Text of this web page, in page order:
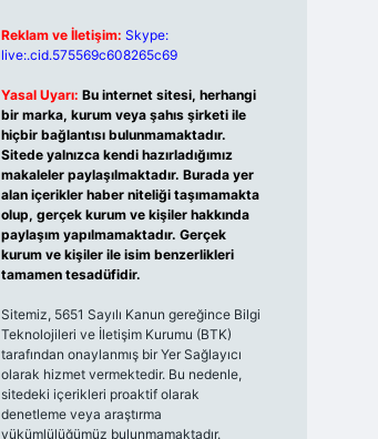
Reklam ve İletişim: Skype:
live:.cid.575569c608265c69
Yasal Uyarı: Bu internet sitesi, herhangi
bir marka, kurum veya şahıs şirketi ile
hiçbir bağlantısı bulunmamaktadır.
Sitede yalnızca kendi hazırladığımız
makaleler paylaşılmaktadır. Burada yer
alan içerikler haber niteliği taşımamakta
olup, gerçek kurum ve kişiler hakkında
paylaşım yapılmamaktadır. Gerçek
kurum ve kişiler ile isim benzerlikleri
tamamen tesadüfidir.
Sitemiz, 5651 Sayılı Kanun gereğince Bilgi
Teknolojileri ve İletişim Kurumu (BTK)
tarafından onaylanmış bir Yer Sağlayıcı
olarak hizmet vermektedir. Bu nedenle,
sitedeki içerikleri proaktif olarak
denetleme veya araştırma
yükümlülüğümüz bulunmamaktadır.